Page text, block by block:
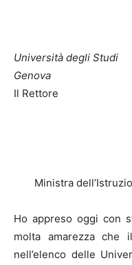
Università degli Studi
Genova
Il Rettore
Ministra
Ho appreso oggi con
molta amarezza che
nell’elenco delle